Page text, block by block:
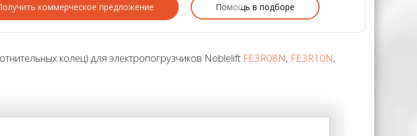
коммерческое предложение Помощь в подборе
колец) для электропогрузчиков Noblelift FE3R08N, FE3R10N,